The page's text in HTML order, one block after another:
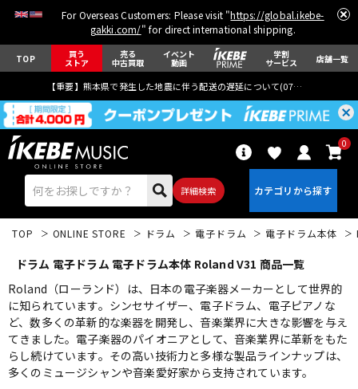
For Overseas Customers: Please visit "https://global.ikebe-
gakki.com/" for direct international shipping.
TOP 買う
ストア
売る
中古買取
イベント
動画
学割
サービス 店舗一覧
【重要】熊本県で発生した地震に伴う配送の遅延について(07月29日
詳細検索
0
エレキギター アコギ/エレアコ
ベース ウクレレ
TOP ONLINE STORE ドラム 電子ドラム 電子ドラム本体
ドラム 電子ドラム 電子ドラム本体 Roland V31 商品一覧
Roland（ローランド）は、日本の電子楽器メーカーとして世界的
に知られています。シンセサイザー、電子ドラム、電子ピアノな
ど、数多くの革新的な楽器を開発し、音楽業界に大きな影響を与え
てきました。電子楽器のパイオニアとして、音楽業界に革新をもた
らし続けています。その高い技術力と多様な製品ラインナップは、
多くのミュージシャンや音楽愛好家から支持されています。